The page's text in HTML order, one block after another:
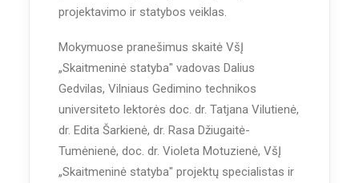
projektavimo ir statybos veiklas.
Mokymuose pranešimus skaitė VšĮ
„Skaitmeninė statyba" vadovas Dalius
Gedvilas, Vilniaus Gedimino technikos
universiteto lektorės doc. dr. Tatjana Vilutienė,
dr. Edita Šarkienė, dr. Rasa Džiugaitė-
Tumėnienė, doc. dr. Violeta Motuzienė, VšĮ
„Skaitmeninė statyba" projektų specialistas ir